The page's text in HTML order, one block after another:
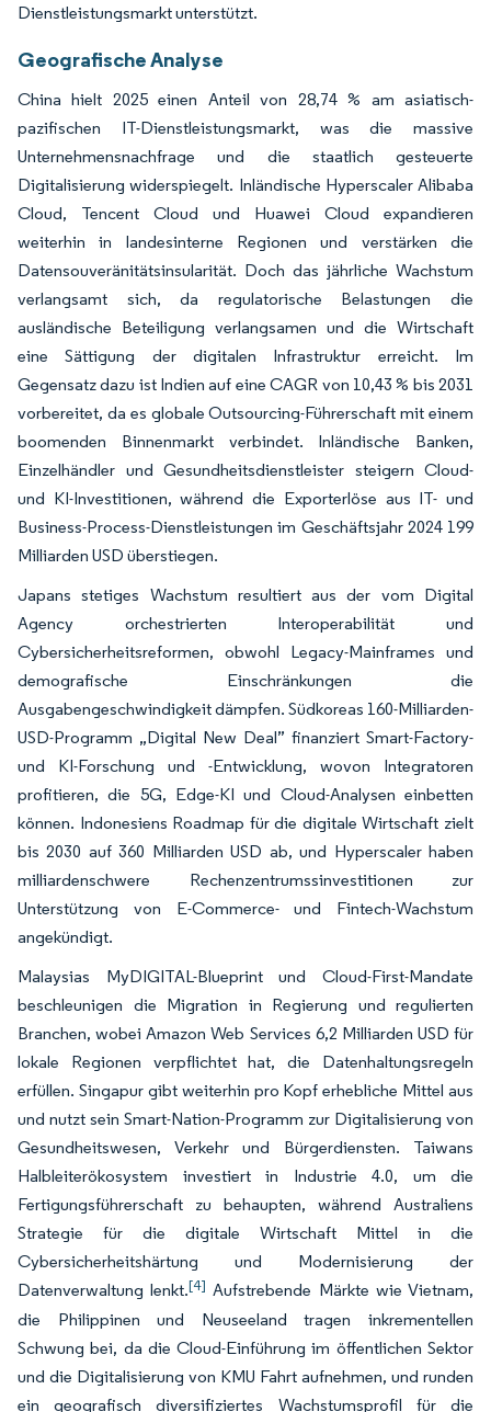
Dienstleistungsmarkt unterstützt.
Geografische Analyse
China hielt 2025 einen Anteil von 28,74 % am asiatisch-
pazifischen IT-Dienstleistungsmarkt, was die massive
Unternehmensnachfrage und die staatlich gesteuerte
Digitalisierung widerspiegelt. Inländische Hyperscaler Alibaba
Cloud, Tencent Cloud und Huawei Cloud expandieren
weiterhin in landesinterne Regionen und verstärken die
Datensouveränitätsinsularität. Doch das jährliche Wachstum
verlangsamt sich, da regulatorische Belastungen die
ausländische Beteiligung verlangsamen und die Wirtschaft
eine Sättigung der digitalen Infrastruktur erreicht. Im
Gegensatz dazu ist Indien auf eine CAGR von 10,43 % bis 2031
vorbereitet, da es globale Outsourcing-Führerschaft mit einem
boomenden Binnenmarkt verbindet. Inländische Banken,
Einzelhändler und Gesundheitsdienstleister steigern Cloud-
und KI-Investitionen, während die Exporterlöse aus IT- und
Business-Process-Dienstleistungen im Geschäftsjahr 2024 199
Milliarden USD überstiegen.
Japans stetiges Wachstum resultiert aus der vom Digital
Agency orchestrierten Interoperabilität und
Cybersicherheitsreformen, obwohl Legacy-Mainframes und
demografische Einschränkungen die
Ausgabengeschwindigkeit dämpfen. Südkoreas 160-Milliarden-
USD-Programm „Digital New Deal” finanziert Smart-Factory-
und KI-Forschung und -Entwicklung, wovon Integratoren
profitieren, die 5G, Edge-KI und Cloud-Analysen einbetten
können. Indonesiens Roadmap für die digitale Wirtschaft zielt
bis 2030 auf 360 Milliarden USD ab, und Hyperscaler haben
milliardenschwere Rechenzentrumssinvestitionen zur
Unterstützung von E-Commerce- und Fintech-Wachstum
angekündigt.
Malaysias MyDIGITAL-Blueprint und Cloud-First-Mandate
beschleunigen die Migration in Regierung und regulierten
Branchen, wobei Amazon Web Services 6,2 Milliarden USD für
lokale Regionen verpflichtet hat, die Datenhaltungsregeln
erfüllen. Singapur gibt weiterhin pro Kopf erhebliche Mittel aus
und nutzt sein Smart-Nation-Programm zur Digitalisierung von
Gesundheitswesen, Verkehr und Bürgerdiensten. Taiwans
Halbleiterökosystem investiert in Industrie 4.0, um die
Fertigungsführerschaft zu behaupten, während Australiens
Strategie für die digitale Wirtschaft Mittel in die
Cybersicherheitshärtung und Modernisierung der
Datenverwaltung lenkt.[4] Aufstrebende Märkte wie Vietnam,
die Philippinen und Neuseeland tragen inkrementellen
Schwung bei, da die Cloud-Einführung im öffentlichen Sektor
und die Digitalisierung von KMU Fahrt aufnehmen, und runden
ein geografisch diversifiziertes Wachstumsprofil für die